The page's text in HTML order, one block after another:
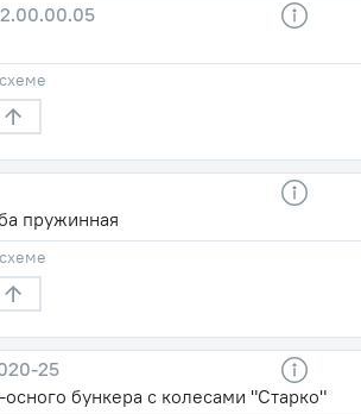
пружинная
25
осного бункера с колесами "Старко"